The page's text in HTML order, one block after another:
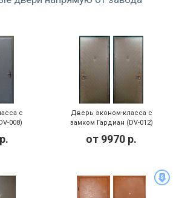
с
008)
р.
Дверь эконом-класса с
замком Гардиан (DV-012)
от 9970 р.